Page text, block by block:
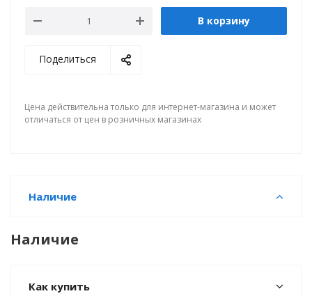
В корзину
Поделиться
Цена действительна только для интернет-магазина и может
отличаться от цен в розничных магазинах
Наличие
Наличие
Как купить